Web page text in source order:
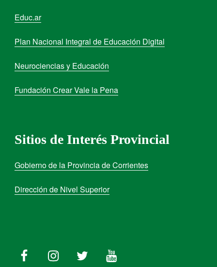
Educ.ar
Plan Nacional Integral de Educación Digital
Neurociencias y Educación
Fundación Crear Vale la Pena
Sitios de Interés Provincial
Gobierno de la Provincia de Corrientes
Dirección de Nivel Superior